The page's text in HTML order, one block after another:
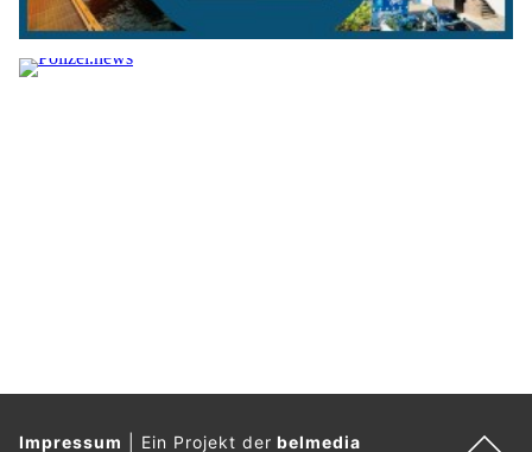
Impressum Ein Projekt derbelmedia